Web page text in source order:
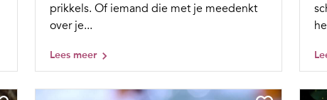
prikkels. Of iemand die met je meedenkt
over je...
Lees meer